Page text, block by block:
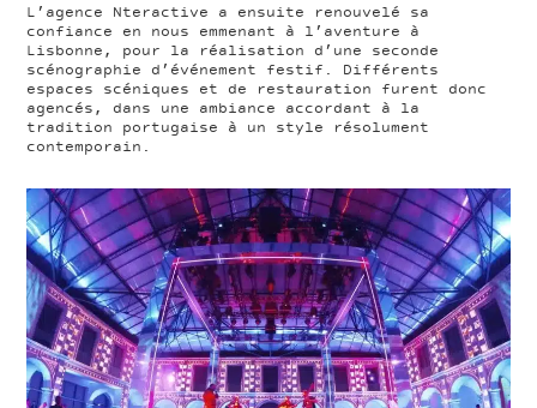
L’agence Nteractive a ensuite renouvelé sa
confiance en nous emmenant à l’aventure à
Lisbonne, pour la réalisation d’une seconde
scénographie d’événement festif. Différents
espaces scéniques et de restauration furent donc
agencés, dans une ambiance accordant à la
tradition portugaise à un style résolument
contemporain.